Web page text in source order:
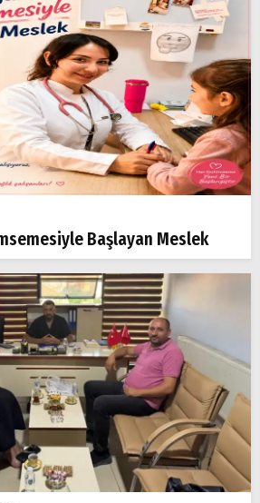
Başlayan Meslek